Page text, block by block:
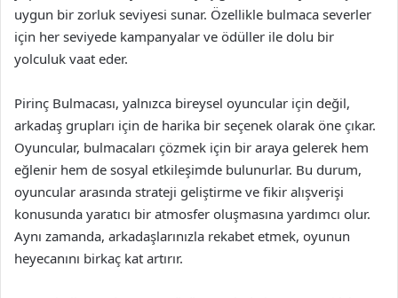
uygun bir zorluk seviyesi sunar. Özellikle bulmaca severler
için her seviyede kampanyalar ve ödüller ile dolu bir
yolculuk vaat eder.
Pirinç Bulmacası, yalnızca bireysel oyuncular için değil,
arkadaş grupları için de harika bir seçenek olarak öne çıkar.
Oyuncular, bulmacaları çözmek için bir araya gelerek hem
eğlenir hem de sosyal etkileşimde bulunurlar. Bu durum,
oyuncular arasında strateji geliştirme ve fikir alışverişi
konusunda yaratıcı bir atmosfer oluşmasına yardımcı olur.
Aynı zamanda, arkadaşlarınızla rekabet etmek, oyunun
heyecanını birkaç kat artırır.